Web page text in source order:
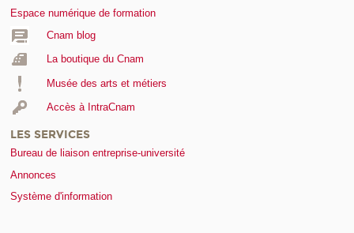
Espace numérique de formation
Cnam blog
La boutique du Cnam
Musée des arts et métiers
Accès à IntraCnam
LES SERVICES
Bureau de liaison entreprise-université
Annonces
Système d'information